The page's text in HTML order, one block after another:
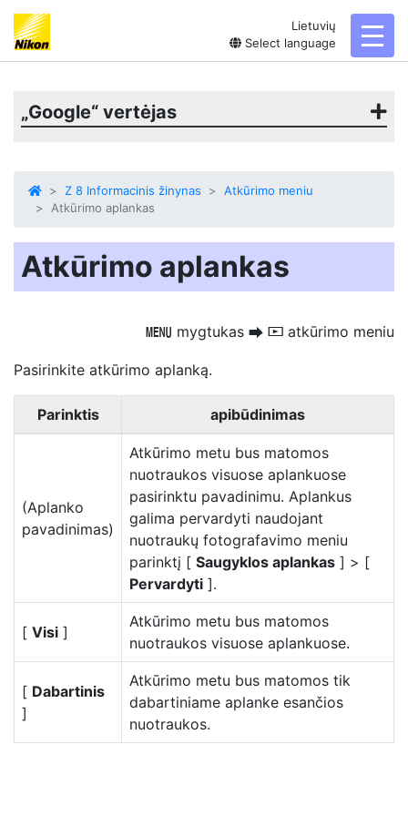
Lietuvių
Select language
„Google“ vertėjas
Z 8 Informacinis žinynas
Atkūrimo meniu
Atkūrimo aplankas
Atkūrimo aplankas
G mygtukas U D atkūrimo meniu
Pasirinkite atkūrimo aplanką.
Parinktis apibūdinimas
(Aplanko
pavadinimas)
Atkūrimo metu bus matomos
nuotraukos visuose aplankuose
pasirinktu pavadinimu. Aplankus
galima pervardyti naudojant
nuotraukų fotografavimo meniu
parinktį [ Saugyklos aplankas ] > [
Pervardyti ].
[ Visi ]
Atkūrimo metu bus matomos
nuotraukos visuose aplankuose.
[ Dabartinis
]
Atkūrimo metu bus matomos tik
dabartiniame aplanke esančios
nuotraukos.